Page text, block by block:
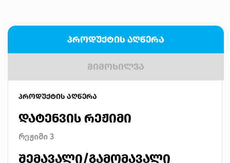
ᲞᲠᲝᲓᲣᲥᲢᲘᲡ ᲐᲦᲬᲔᲠᲐ
ᲛᲘᲛᲝᲮᲘᲚᲕᲐ
ᲞᲠᲝᲓᲣᲥᲢᲘᲡ ᲐᲦᲬᲔᲠᲐ
ᲓᲐᲢᲔᲜᲕᲘᲡ ᲠᲔᲟᲘᲛᲘ
რეჟიმი 3
ᲨᲔᲛᲐᲕᲐᲚᲘ/ᲒᲐᲛᲝᲛᲐᲕᲐᲚᲘ